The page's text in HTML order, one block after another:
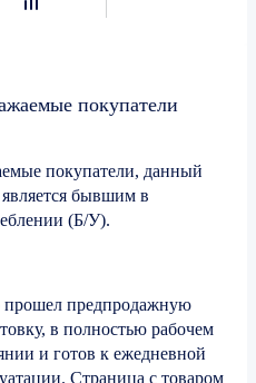
покупатели
покупатели, данный
является бывшим в
(Б/У).
прошел предпродажную
в полностью рабочем
и готов к ежедневной
Страница с товаром